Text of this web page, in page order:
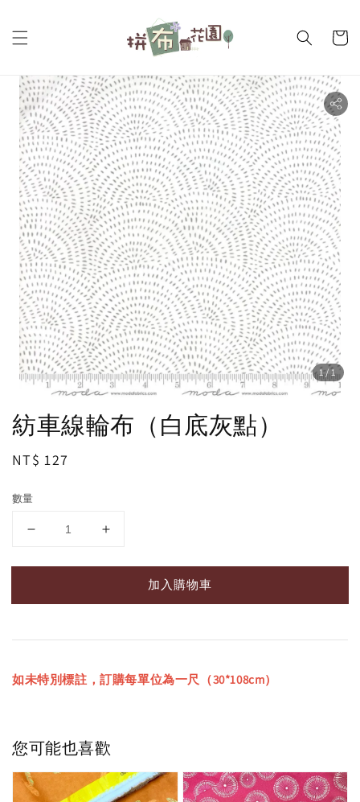
1/1
紡車線輪布（白底灰點）
Regular
NT$ 127
數量
加入購物車
如未特別標註，訂購每單位為一尺（30*108cm）
您可能也喜歡